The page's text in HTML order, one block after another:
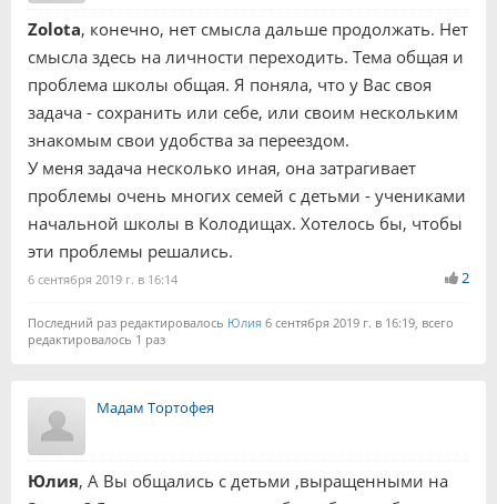
Zolota, конечно, нет смысла дальше продолжать. Нет
смысла здесь на личности переходить. Тема общая и
проблема школы общая. Я поняла, что у Вас своя
задача - сохранить или себе, или своим нескольким
знакомым свои удобства за переездом.
У меня задача несколько иная, она затрагивает
проблемы очень многих семей с детьми - учениками
начальной школы в Колодищах. Хотелось бы, чтобы
эти проблемы решались.
6 сентября 2019 г. в 16:14 2
Последний раз редактировалось Юлия 6 сентября 2019 г. в 16:19, всего
редактировалось 1 раз
Мадам Тортофея
Юлия, А Вы общались с детьми ,выращенными на